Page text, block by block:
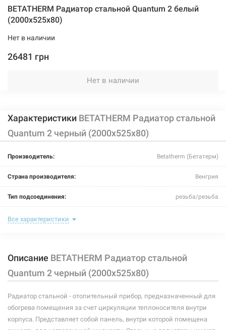
BETATHERM Радиатор стальной Quantum 2 белый
(2000х525х80)
Нет в наличии
26481 грн
Нет в наличии
Характеристики BETATHERM Радиатор стальной
Quantum 2 черный (2000х525х80)
Производитель: Betatherm (Бетатерм)
Страна производителя: Венгрия
Тип подсоединения: резьба/резьба
Цвет:
Теплоотдача:
Номинальное давление:
Ширина: 525 мм
Глубина: 80 мм
Все характеристики
Описание BETATHERM Радиатор стальной
Quantum 2 черный (2000х525х80)
Радиатор стальной - отопительный прибор, предназначенный для
обогрева помещения за счет циркуляции теплоносителя внутри
корпуса. Представляет собой панель, внутри которой помещена